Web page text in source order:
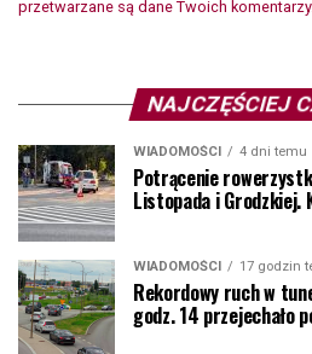
przetwarzane są dane Twoich
NAJCZĘŚCIEJ
WIADOMOŚCI 4 dni temu
Potrącenie
Listopada i
WIADOMOŚCI 17 godzin
Rekordowy ruch w
godz. 14 przejechało